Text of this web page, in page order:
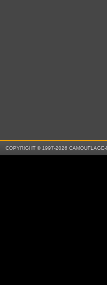
COPYRIGHT © 1997-2026 CAMOUFLAGE-